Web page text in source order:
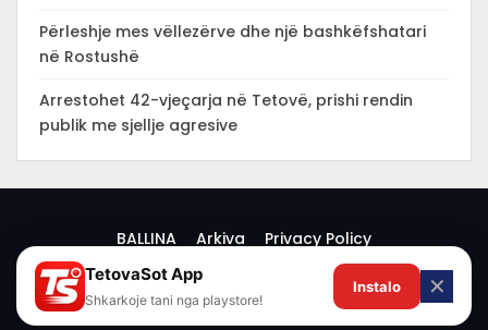
Përleshje mes vëllezërve dhe një bashkëfshatari
në Rostushë
Arrestohet 42-vjeçarja në Tetovë, prishi rendin
publik me sjellje agresive
BALLINA Arkiva Privacy Policy
© 2026 -
TetovaSot App
Shkarkoje tani nga playstore!
Instalo ✕